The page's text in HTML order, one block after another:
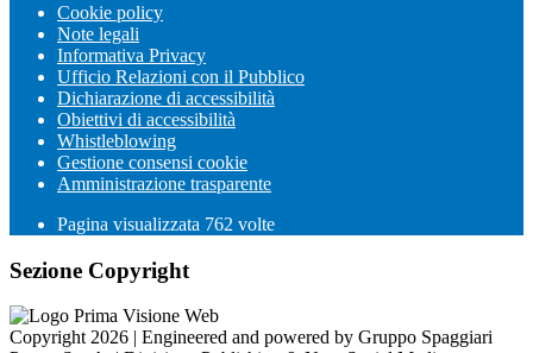
Cookie policy
Note legali
Informativa Privacy
Ufficio Relazioni con il Pubblico
Dichiarazione di accessibilità
Obiettivi di accessibilità
Whistleblowing
Gestione consensi cookie
Amministrazione trasparente
Pagina visualizzata 762 volte
Sezione Copyright
Copyright 2026 | Engineered and powered by Gruppo Spaggiari